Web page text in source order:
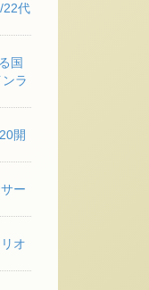
22代
国
ラ
開
ー
オ